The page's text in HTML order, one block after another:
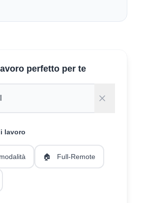
perfetto per te
lavoro
🏠 Full-Remote